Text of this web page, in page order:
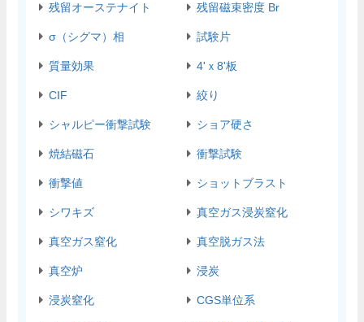
残留オーステナイト 残留磁束密度 Br
σ（シグマ）相 試験片
質量効果 4'ｘ8'板
CIF 絞り
シャルピー衝撃試験 ショア硬さ
焼結磁石 衝撃試験
衝撃値 ショットブラスト
シワキズ 真空ガス浸炭窒化
真空ガス窒化 真空脱ガス法
真空炉 浸炭
浸炭窒化 CGS単位系